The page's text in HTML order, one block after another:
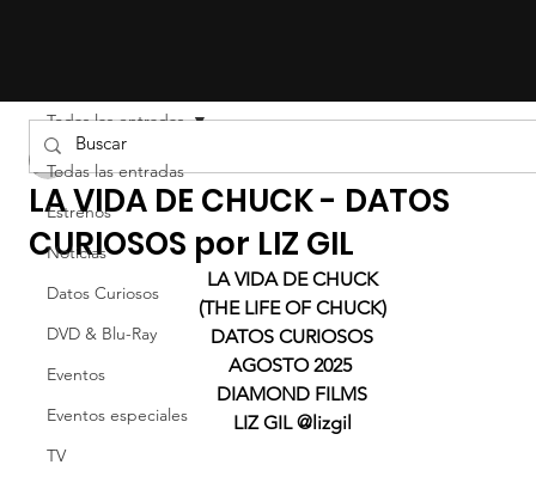
Todas las entradas
Estrenos
Noticias
Datos Curiosos
DVD & Blu-Ray
Eventos
Eventos especiales
TV
Todas las entradas
LA VIDA DE CHUCK - DATOS
CURIOSOS por LIZ GIL
LA VIDA DE CHUCK
(THE LIFE OF CHUCK)
DATOS CURIOSOS
AGOSTO 2025
DIAMOND FILMS
LIZ GIL @lizgil